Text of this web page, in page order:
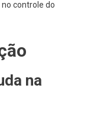
controle do
na